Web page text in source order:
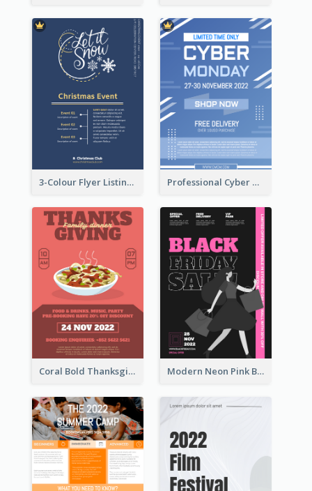
3-Colour Flyer Listing Christmas Activities Professional Cyber Monday Free Delivery Promotion Flyer Design
Coral Bold Thanksgiving Dinner Promotion Flyer Modern Neon Pink Black Friday Shopping Sale Day Flyer